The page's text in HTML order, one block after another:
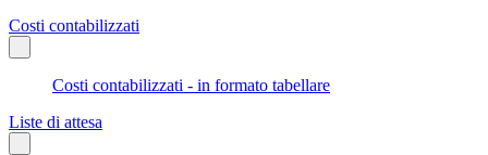
Costi contabilizzati
Costi contabilizzati - in formato tabellare
Liste di attesa